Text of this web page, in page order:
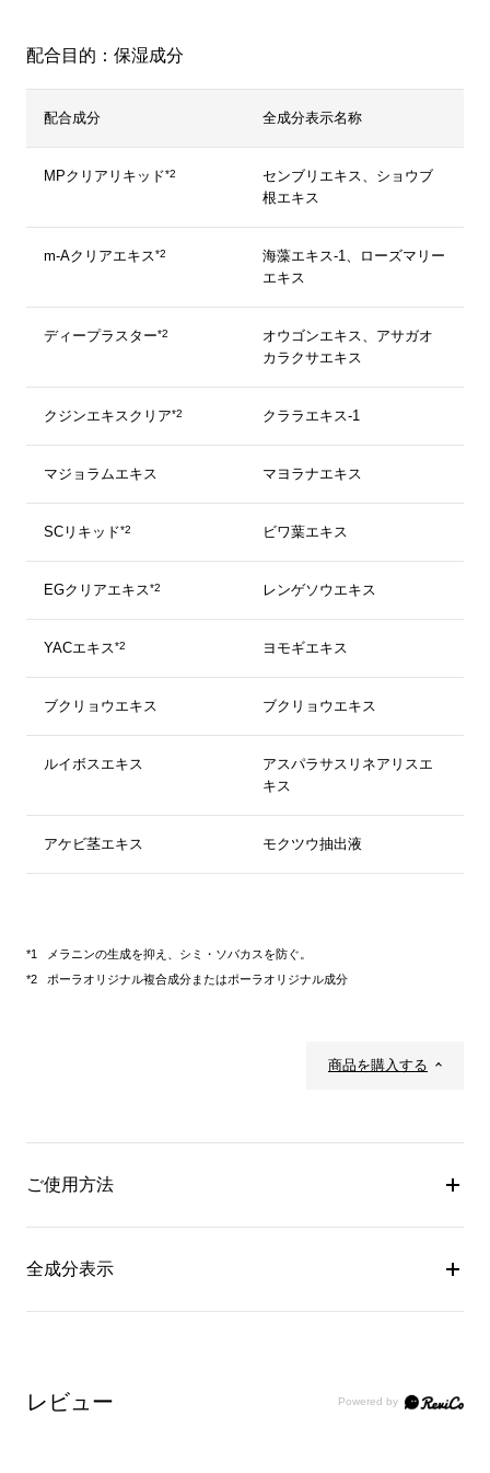
配合目的：保湿成分
配合成分 全成分表示名称
MPクリアリキッド*2
センブリエキス、ショウブ
根エキス
m-Aクリアエキス*2
海藻エキス-1、ローズマリー
エキス
ディープラスター*2
オウゴンエキス、アサガオ
カラクサエキス
クジンエキスクリア*2 クララエキス-1
マジョラムエキス マヨラナエキス
SCリキッド*2 ビワ葉エキス
EGクリアエキス*2 レンゲソウエキス
YACエキス*2 ヨモギエキス
ブクリョウエキス ブクリョウエキス
ルイボスエキス
アスパラサスリネアリスエ
キス
アケビ茎エキス モクツウ抽出液
メラニンの生成を抑え、シミ・ソバカスを防ぐ。
ポーラオリジナル複合成分またはポーラオリジナル成分
商品を購入する
ご使用方法
全成分表示
レビュー